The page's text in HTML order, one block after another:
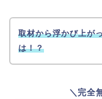
取材から浮かび上が
は！？
＼完全